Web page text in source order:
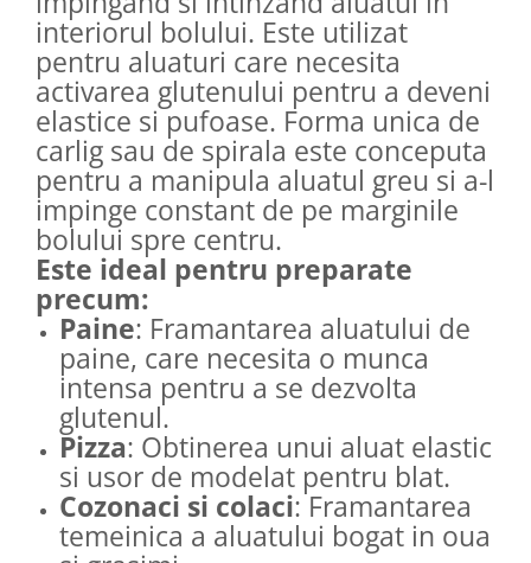
interiorul bolului. Este utilizat
pentru aluaturi care necesita
activarea glutenului pentru a deveni
elastice si pufoase. Forma unica de
carlig sau de spirala este conceputa
pentru a manipula aluatul greu si a-l
impinge constant de pe marginile
bolului spre centru.
Este ideal pentru preparate
precum:
Paine: Framantarea aluatului de
paine, care necesita o munca
intensa pentru a se dezvolta
glutenul.
Pizza: Obtinerea unui aluat elastic
si usor de modelat pentru blat.
Cozonaci si colaci: Framantarea
temeinica a aluatului bogat in oua